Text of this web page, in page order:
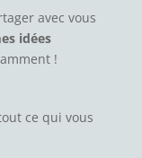
avec vous
idées
!
ce qui vous